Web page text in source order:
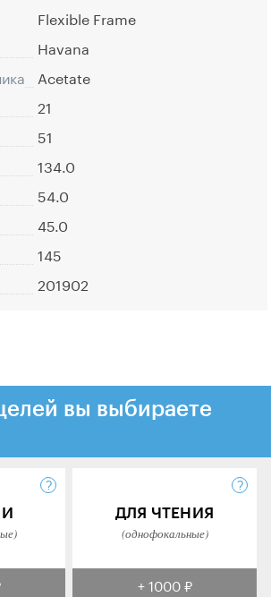
Flexible Frame
Havana
Acetate
21
51
134.0
54.0
45.0
145
201902
вы выбираете
ДЛЯ ЧТЕНИЯ
(однофокальные)
+ 1000 ₽